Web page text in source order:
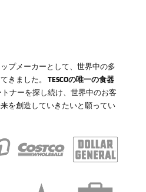
プメーカーとして、世界中の多
きました。 TESCOの唯一の食器
ナーを探し続け、世界中のお客
を創造していきたいと願ってい